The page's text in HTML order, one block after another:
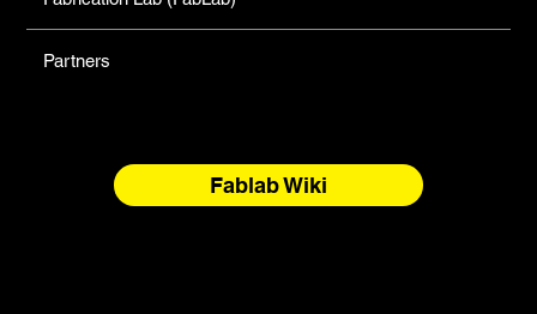
Partners
Fablab Wiki